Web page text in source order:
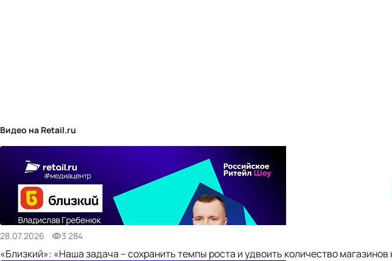
Видео на Retail.ru
28.07.2026 3 284
«Близкий»: «Наша задача – сохранить темпы роста и удвоить количество магазинов